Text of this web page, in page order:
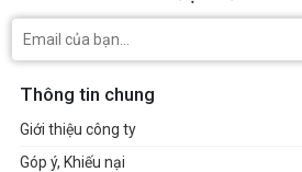
Thông tin chung
Giới thiệu công ty
Góp ý, Khiếu nại